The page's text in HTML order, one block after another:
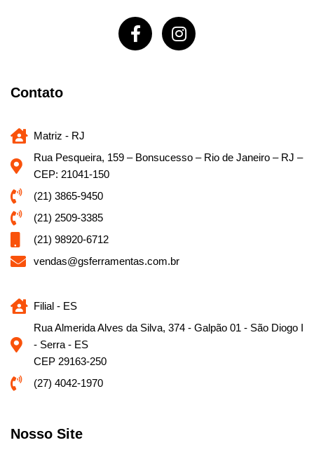
Contato
Matriz - RJ
Rua Pesqueira, 159 – Bonsucesso – Rio de Janeiro – RJ –
CEP: 21041-150
(21) 3865-9450
(21) 2509-3385
(21) 98920-6712
vendas@gsferramentas.com.br
Filial - ES
Rua Almerida Alves da Silva, 374 - Galpão 01 - São Diogo I
- Serra - ES
CEP 29163-250
(27) 4042-1970
Nosso Site